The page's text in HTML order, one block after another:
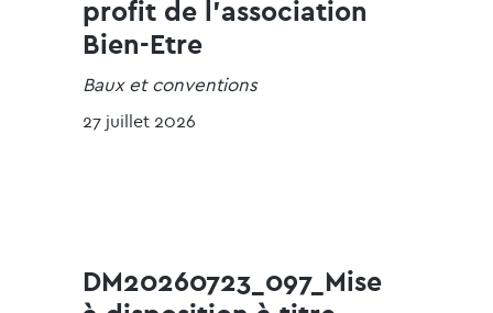
profit de l'association
Bien-Etre
Baux et conventions
27 juillet 2026
DM20260723_097_Mise